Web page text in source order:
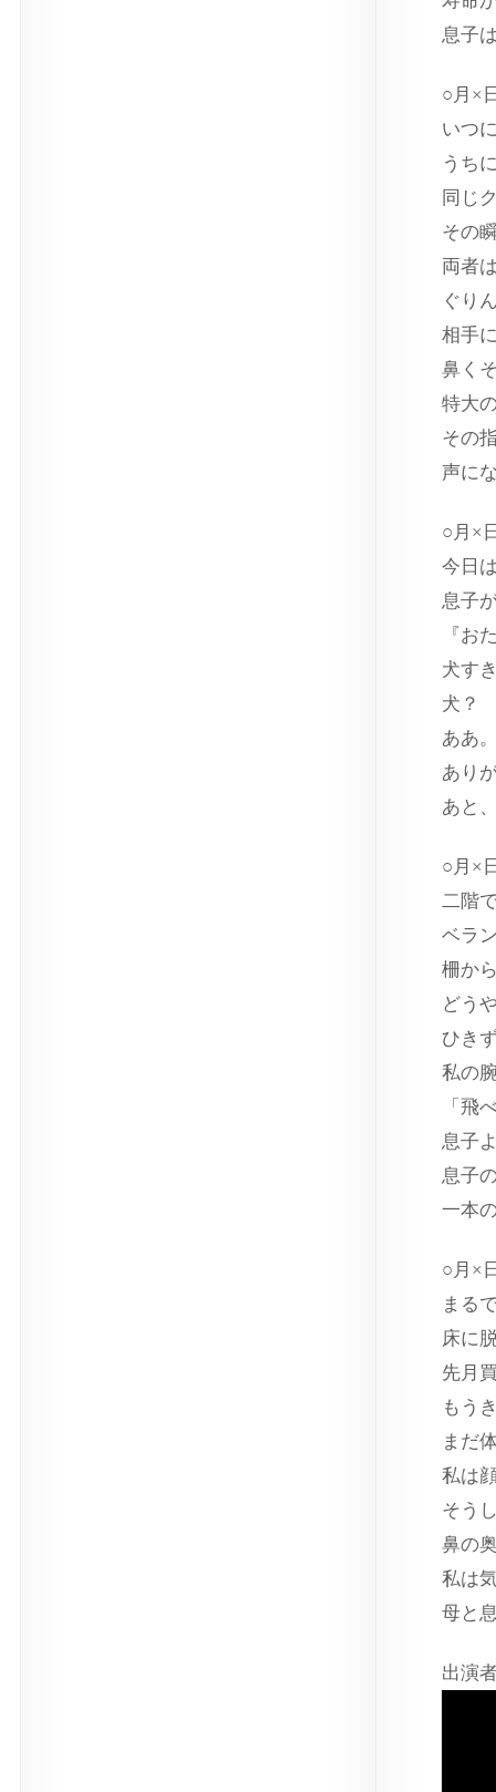
息子
○月×
いつ
うち
同じ
その
両者
ぐり
相手
鼻く
特大
その
声に
○月×
今日
息子
『お
犬す
犬？
ああ
あり
あと
○月×
二階
ベラ
柵か
どう
ひき
私の
「飛
息子
息子
一本
○月×
まる
床に
先月
もう
まだ
私は
そう
鼻の
私は
母と
出演